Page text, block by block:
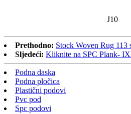
J10
Prethodno: Stock Woven Rug 113
Sljedeći: Kliknite na SPC Plank-
Podna daska
Podna pločica
Plastični podovi
Pvc pod
Spc podovi